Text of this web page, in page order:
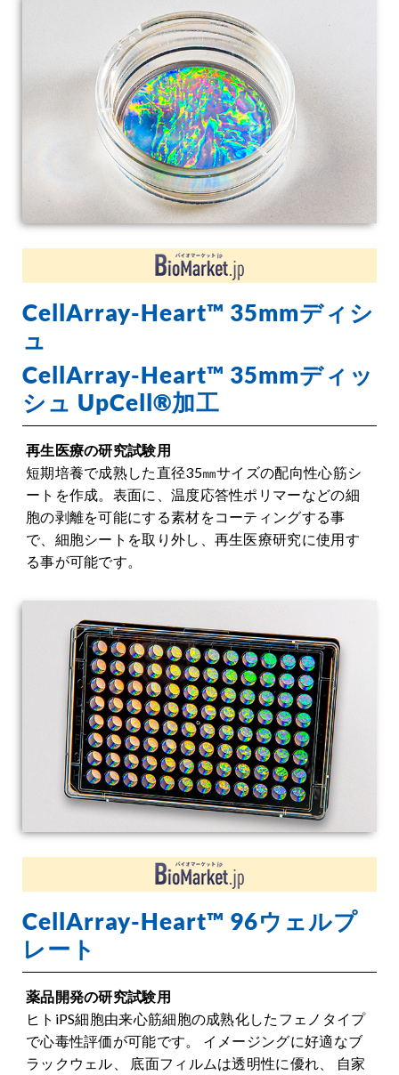
CellArray-Heart™ 35mmディシ
ュ
CellArray-Heart™ 35mmディッ
シュ UpCell®加工
再生医療の研究試験用
短期培養で成熟した直径35㎜サイズの配向性心筋シ
ートを作成。表面に、温度応答性ポリマーなどの細
胞の剥離を可能にする素材をコーティングする事
で、細胞シートを取り外し、再生医療研究に使用す
る事が可能です。
CellArray-Heart™ 96ウェルプ
レート
薬品開発の研究試験用
ヒトiPS細胞由来心筋細胞の成熟化したフェノタイプ
で心毒性評価が可能です。 イメージングに好適なブ
ラックウェル、 底面フィルムは透明性に優れ、 自家